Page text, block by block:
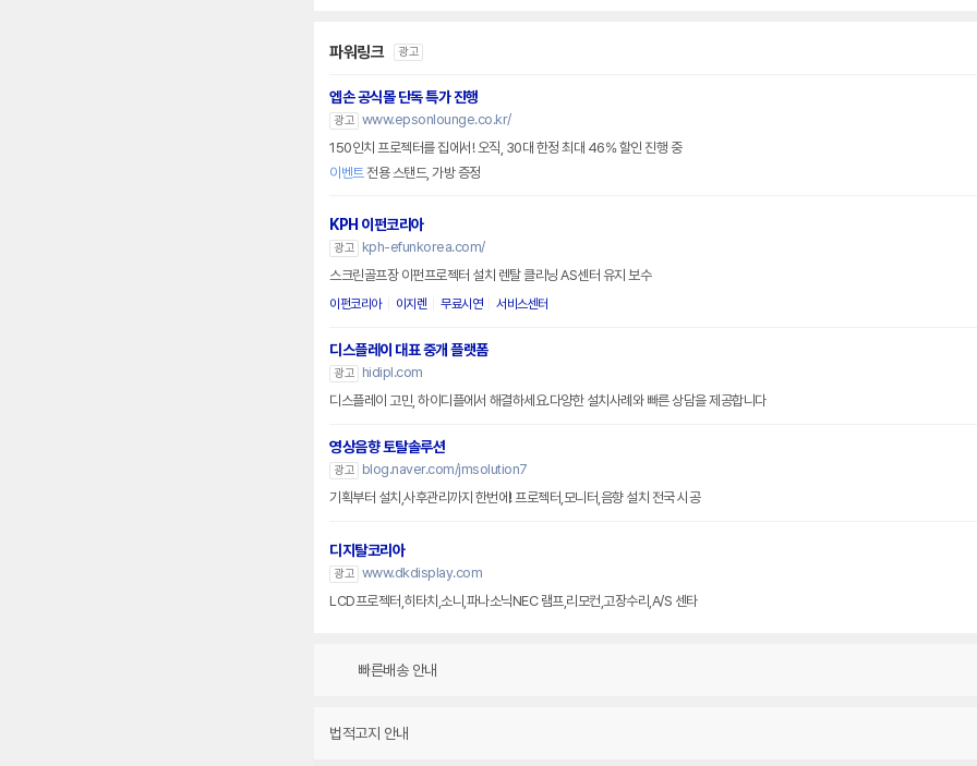
파워링크 광고
엡손 공식몰 단독 특가 진행
광고 www.epsonlounge.co.kr/
150인치 프로젝터를 집에서! 오직, 30대 한정 최대 46% 할인 진행 중
이벤트전용 스탠드, 가방 증정
KPH 이펀코리아
광고
kph-efunkorea.com/
스크린골프장 이펀프로젝터 설치 렌탈 클리닝 AS센터 유지 보수
이펀코리아 이지렌 무료시연 서비스센터
디스플레이 대표 중개 플랫폼
광고
hidipl.com
디스플레이 고민, 하이디플에서 해결하세요.다양한 설치사례와 빠른 상담을 제공합니다
영상음향 토탈솔루션
광고
blog.naver.com/jmsolution7
기획부터 설치,사후관리까지 한번에! 프로젝터,모니터,음향 설치 전국 시공
디지탈코리아
광고 www.dkdisplay.com
LCD프로젝터,히타치,소니,파나소닉NEC 램프,리모컨,고장수리,A/S 센타
빠른배송 안내
법적고지 안내